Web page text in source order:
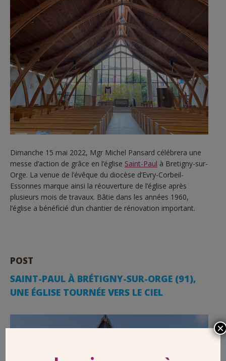
Dimanche 15 mai 2022, Mgr Michel Pansard célébrera une
messe d’action de grâce en l’église Saint-Paul à Bretigny-sur-
Orge. La venue de l’évêque du diocèse d’Evry-Corbeil-
Essonnes marque ainsi la réouverture de l’église après
plusieurs mois de travaux. Bâtie dans les années 1960,
l’église a bénéficié d’un chantier de rénovation important.
POST
SAINT-PAUL À BRÉTIGNY-SUR-ORGE (91),
UNE ÉGLISE TOURNÉE VERS LE CIEL
×